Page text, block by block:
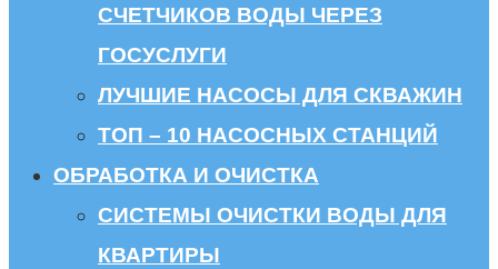
СЧЕТЧИКОВ ВОДЫ ЧЕРЕЗ
ГОСУСЛУГИ
ЛУЧШИЕ НАСОСЫ ДЛЯ СКВАЖИН
ТОП – 10 НАСОСНЫХ СТАНЦИЙ
ОБРАБОТКА И ОЧИСТКА
СИСТЕМЫ ОЧИСТКИ ВОДЫ ДЛЯ
КВАРТИРЫ